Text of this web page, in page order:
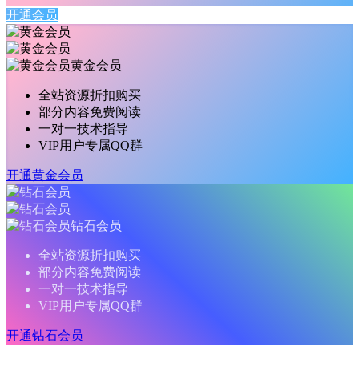
开通会员
黄金会员
全站资源折扣购买
部分内容免费阅读
一对一技术指导
VIP用户专属QQ群
开通黄金会员
钻石会员
全站资源折扣购买
部分内容免费阅读
一对一技术指导
VIP用户专属QQ群
开通钻石会员